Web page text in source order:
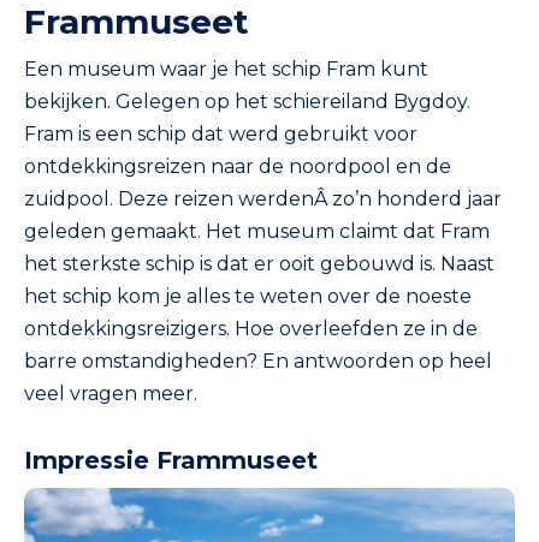
Frammuseet
Een museum waar je het schip Fram kunt
bekijken. Gelegen op het schiereiland Bygdoy.
Fram is een schip dat werd gebruikt voor
ontdekkingsreizen naar de noordpool en de
zuidpool. Deze reizen werdenÂ zo’n honderd jaar
geleden gemaakt. Het museum claimt dat Fram
het sterkste schip is dat er ooit gebouwd is. Naast
het schip kom je alles te weten over de noeste
ontdekkingsreizigers. Hoe overleefden ze in de
barre omstandigheden? En antwoorden op heel
veel vragen meer.
Impressie Frammuseet